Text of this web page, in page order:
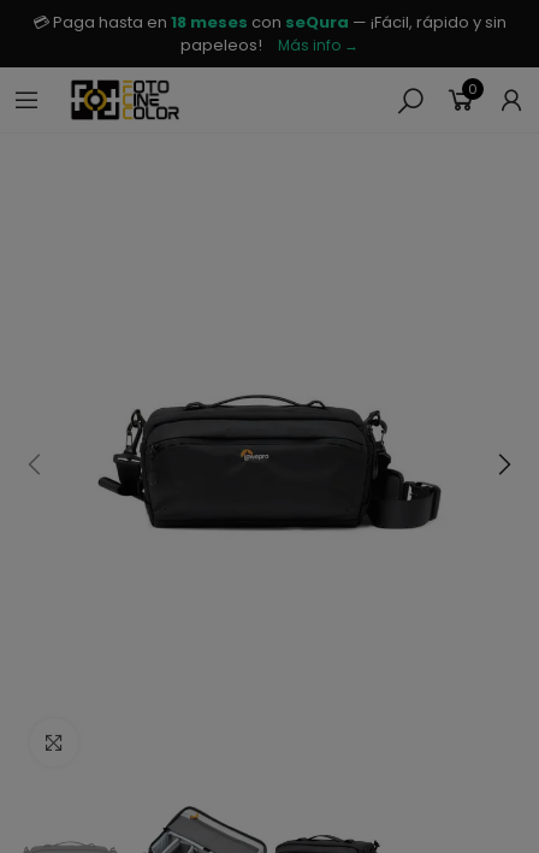
💳 Paga hasta en 18 meses con seQura — ¡Fácil, rápido y sin
papeleos!
Más info →
0